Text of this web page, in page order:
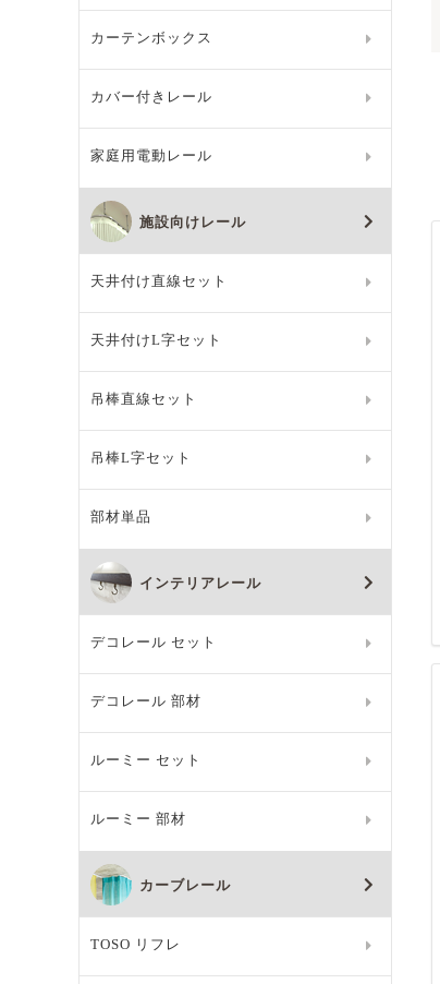
カーテンボックス
カバー付きレール
家庭用電動レール
施設向けレール
天井付け直線セット
天井付けL字セット
吊棒直線セット
吊棒L字セット
部材単品
インテリアレール
デコレール セット
デコレール 部材
ルーミー セット
ルーミー 部材
カーブレール
TOSO リフレ